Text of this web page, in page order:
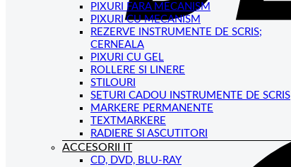
PIXURI FARA MECANISM
PIXURI CU MECANISM
REZERVE INSTRUMENTE DE SCRIS;
CERNEALA
PIXURI CU GEL
ROLLERE SI LINERE
STILOURI
SETURI CADOU INSTRUMENTE DE SCRIS
MARKERE PERMANENTE
TEXTMARKERE
RADIERE SI ASCUTITORI
ACCESORII IT
CD, DVD, BLU-RAY